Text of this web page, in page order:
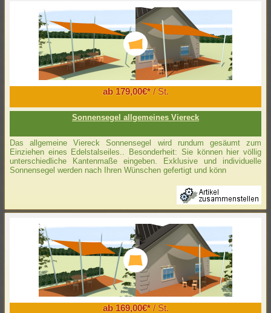
ab 179,00€*/ St.
Sonnensegel allgemeines Viereck
Das allgemeine Viereck Sonnensegel wird rundum gesäumt zum
Einziehen eines Edelstalseiles.. Besonderheit: Sie können hier völlig
unterschiedliche Kantenmaße eingeben. Exklusive und individuelle
Sonnensegel werden nach Ihren Wünschen gefertigt und könn
ab 169,00€*/ St.